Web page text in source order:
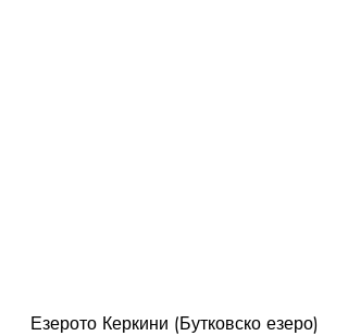
Езерото Керкини (Бутковско езеро)